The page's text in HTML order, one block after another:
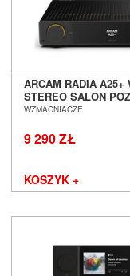
Harman/Kardon
Heed Audio
HiFiMAN
Hisense
iFi Audio
Inakustik
JVC
Keces Audio
ARCAM RADIA A25+
STEREO SALON
WROCŁAW
WZMACNIACZE
9 290 ZŁ
KOSZYK +